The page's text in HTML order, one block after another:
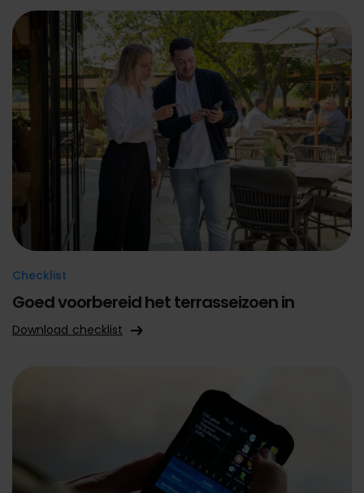
Checklist
Goed voorbereid het terrasseizoen in
Download checklist